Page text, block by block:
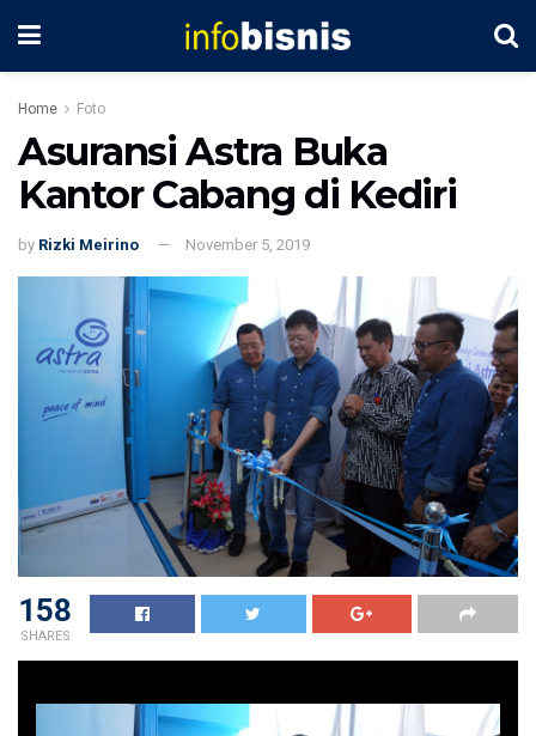
Home Foto
Asuransi Astra Buka
Kantor Cabang di Kediri
by Rizki Meirino November 5, 2019
158
SHARES